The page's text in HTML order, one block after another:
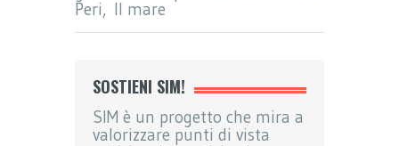
Peri, Il mare
SOSTIENI SIM!
SIM è un progetto che mira a
valorizzare punti di vista